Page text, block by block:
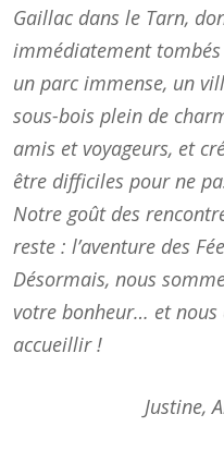
Gaillac dans le Tarn,
immédiatement
un parc immense, un
sous-bois plein de
amis et voyageurs, et
être difficiles pour ne
Notre goût des
reste : l’aventure des
Désormais, nous
votre bonheur… et nous
accueillir !
Justine,